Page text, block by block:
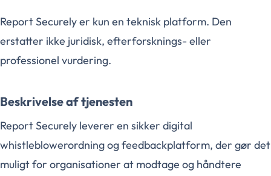
Report Securely er kun en teknisk platform. Den
erstatter ikke juridisk, efterforsknings- eller
professionel vurdering.
Beskrivelse af tjenesten
Report Securely leverer en sikker digital
whistleblowerordning og feedbackplatform, der gør det
muligt for organisationer at modtage og håndtere